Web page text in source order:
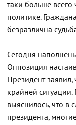
таки больше всего
политике.
безразлична
Сегодня
Оппозиция
Президент заявил,
крайней ситуации.
выяснилось, что в
президента,